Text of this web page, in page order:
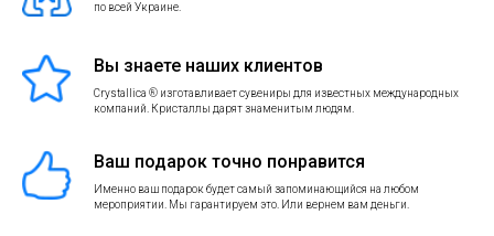
по всей Украине.
Вы знаете наших клиентов
Crystallica ® изготавливает сувениры для известных международных
компаний. Кристаллы дарят знаменитым людям.
Ваш подарок точно понравится
Именно ваш подарок будет самый запоминающийся на любом
мероприятии. Мы гарантируем это. Или вернем вам деньги.